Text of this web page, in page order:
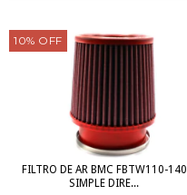
10% OFF
FILTRO DE AR BMC FBTW110-140
SIMPLE DIRE...